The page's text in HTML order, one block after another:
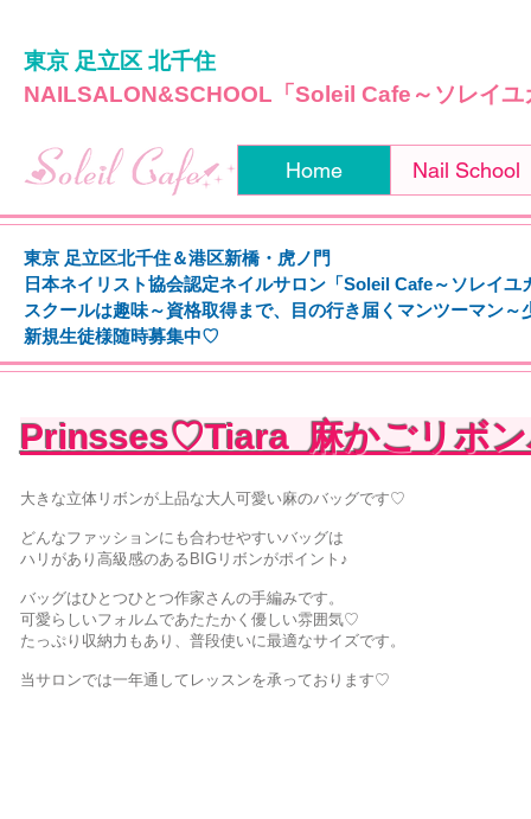
東京 足立区 北千住
NAILSALON&SCHOOL「Soleil Cafe～ソレイユ
Home Nail School
東京 足立区北千住＆港区新橋・虎ノ門
日本ネイリスト協会認定ネイルサロン「Soleil Cafe～ソレイユ
スクールは趣味～資格取得まで、
目の行き届くマンツーマン
新規生徒様随時募集中♡
Prinsses♡Tiara 麻かごリボ
大きな立体リボンが上品な大人可愛い麻のバッグです♡
どんなファッションにも合わせやすいバッグは
ハリがあり高級感のあるBIGリボンがポイント♪
バッグはひとつひとつ作家さんの手編みです。
可愛らしいフォルムであたたかく優しい雰囲気♡
たっぷり収納力もあり、普段使いに最適なサイズです。
当サロンでは一年通してレッスンを承っております♡